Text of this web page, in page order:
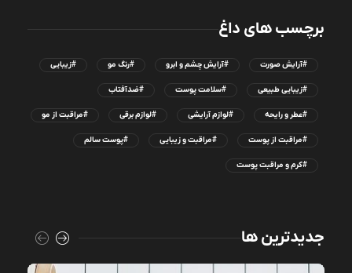
برچسب های داغ
#آرایش صورت #آرایش چشم و ابرو #رنگ مو #زیبایی
#زیبایی طبیعی #سلامت پوست #ضدآفتاب
#عطر و رایحه #لوازم آرایشی #لوازم برقی #مراقبت از مو
#مراقبت از پوست #مراقبت و زیبایی #پوست سالم
#کرم و مراقبت پوست
جدیدترین ها